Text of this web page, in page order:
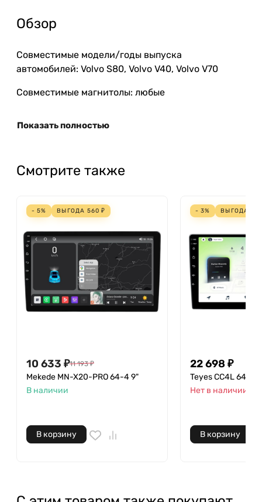
Обзор
Совместимые модели/годы выпуска
автомобилей: Volvo S80, Volvo V40, Volvo V70
Совместимые магнитолы: любые
Показать полностью
Смотрите также
- 5% ВЫГОДА 560 ₽
10 633 ₽11 193 ₽
Mekede MN-X20-PRO 64-4 9"
В наличии
В корзину
- 3% ВЫГОДА
22 698 ₽
Teyes CC4L 64-6
Нет в наличии
В корзину